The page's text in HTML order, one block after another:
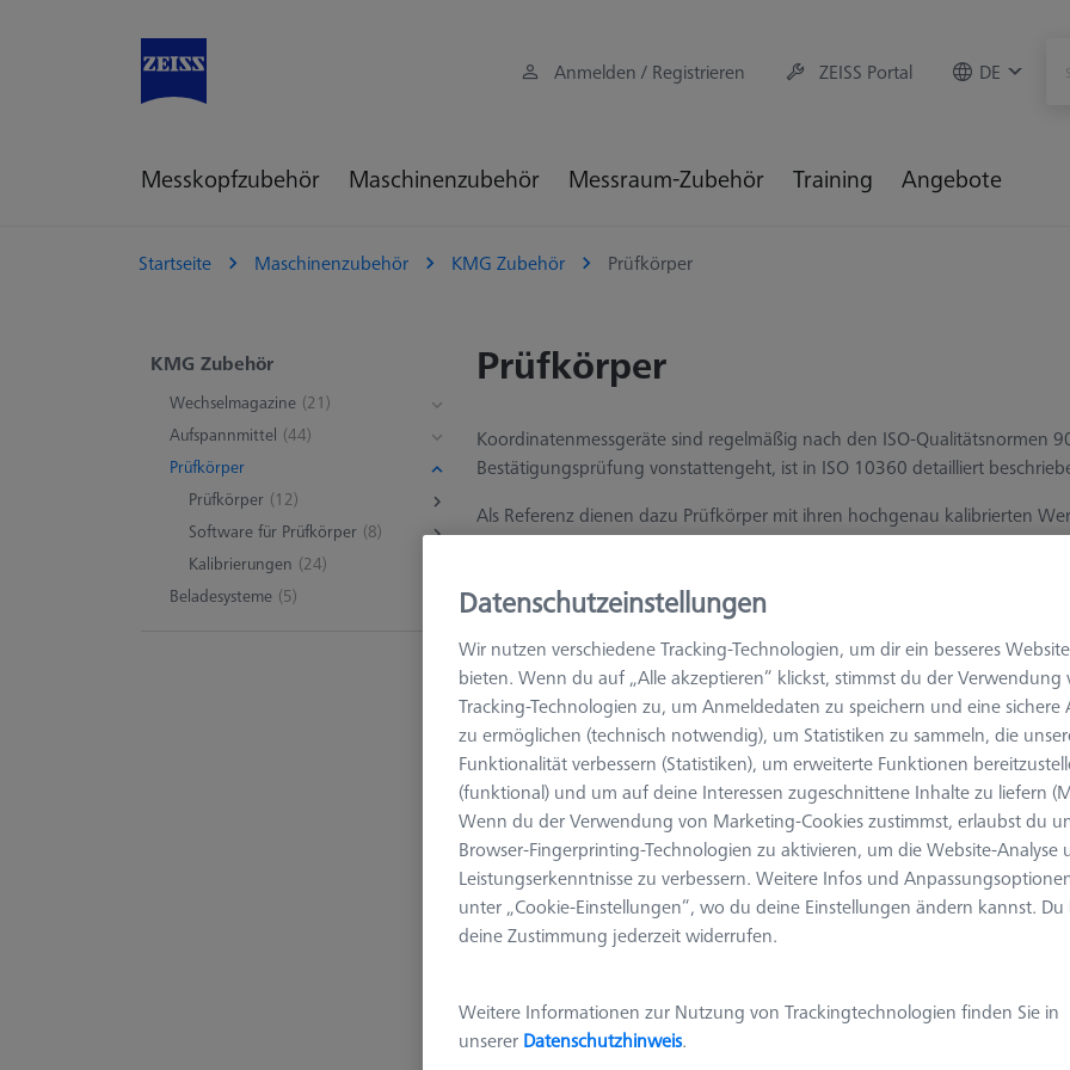
Anmelden / Registrieren ZEISS Portal DE
Messkopfzubehör Maschinenzubehör Messraum-Zubehör Training Angebote
Startseite Maschinenzubehör KMG Zubehör Prüfkörper
KMG Zubehör
Wechselmagazine (21)
Aufspannmittel (44)
Prüfkörper
Prüfkörper (12)
Software für Prüfkörper (8)
Kalibrierungen (24)
Beladesysteme (5)
Prüfkörper
Koordinatenmessgeräte sind regelmäßig nach den ISO-Qualitätsnormen
Bestätigungsprüfung vonstattengeht, ist in ISO 10360 detailliert
Als Referenz dienen dazu Prüfkörper mit ihren hochgenau kalibrierten
für Koordinatenmessgeräte nachVDI/VDE 2617 Blatt 5 und DIN EN
Auch zur Prüfung für Konturenmessgeräte nach
Geometrieelemente lässt sich die Messunsicherheit nachISO 15530
Eine solche Grundeinstellung des Messgeräts nach Norm ist einmal
Zweifel an der Genauigkeit bestehen, beispielsweise nach
Beeinträchtigungen.
44 Produkte
Ergebnisse
Empfohlen
Produktart
Datenschutzeinstellungen
Wir nutzen verschiedene Tracking-Technologien, um dir ein besseres
bieten. Wenn du auf „Alle akzeptieren“ klickst, stimmst du der Verwendung
Tracking-Technologien zu, um Anmeldedaten zu speichern und eine sichere
zu ermöglichen (technisch notwendig), um Statistiken zu sammeln, die
Funktionalität verbessern (Statistiken), um erweiterte Funktionen
(funktional) und um auf deine Interessen zugeschnittene Inhalte zu liefern
Wenn du der Verwendung von Marketing-Cookies zustimmst, erlaubst du
Browser-Fingerprinting-Technologien zu aktivieren, um die Website-Analyse
Leistungserkenntnisse zu verbessern. Weitere Infos und
unter „Cookie-Einstellungen“, wo du deine Einstellungen ändern kannst.
deine Zustimmung jederzeit widerrufen.
Weitere Informationen zur Nutzung von Trackingtechnologien finden Sie in
unserer Datenschutzhinweis.